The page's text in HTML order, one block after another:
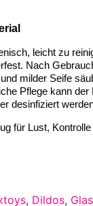
leicht zu
Nach
milder Seife
Pflege kann der
desinfiziert
für Lust,
, Dildos,